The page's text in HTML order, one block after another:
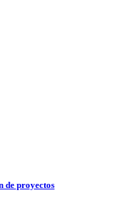
de proyectos